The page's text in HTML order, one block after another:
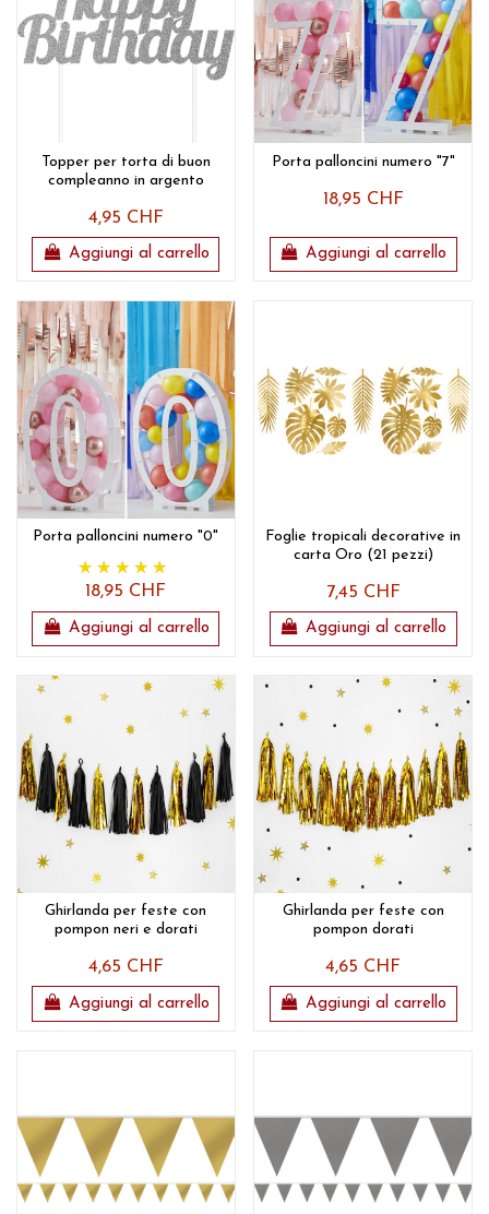
Topper per torta di buon
compleanno in argento
4,95 CHF
Aggiungi al carrello
Porta palloncini numero "7"
18,95 CHF
Aggiungi al carrello
Porta palloncini numero "0"
18,95 CHF
Aggiungi al carrello
Foglie tropicali decorative in
carta Oro (21 pezzi)
7,45 CHF
Aggiungi al carrello
Ghirlanda per feste con
pompon neri e dorati
4,65 CHF
Aggiungi al carrello
Ghirlanda per feste con
pompon dorati
4,65 CHF
Aggiungi al carrello